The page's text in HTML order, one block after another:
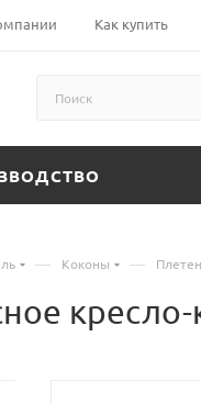
Как купить
— Коконы —
кресло-